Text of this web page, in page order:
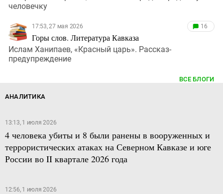
человечку
17:53, 27 мая 2026
Горы слов. Литература Кавказа
16
Ислам Ханипаев, «Красный царь». Рассказ-
предупреждение
ВСЕ БЛОГИ
АНАЛИТИКА
13:13, 1 июля 2026
4 человека убиты и 8 были ранены в вооруженных и
террористических атаках на Северном Кавказе и юге
России во II квартале 2026 года
12:56, 1 июля 2026